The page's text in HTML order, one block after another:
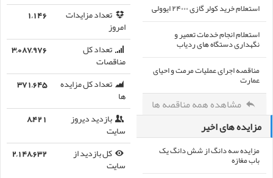
تعداد مزایدات
امروز
1,146
تعداد کل
مناقصات
3,087,976
تعداد کل مزایده
ها
371,645
بازدید دیروز
سایت
8,421
کل بازدید از
سایت
2,148,632
استعلام خرید کولر گازی ۲۴۰۰۰ ایوولی
استعلام انجام خدمات تعمیر و
نگهداری دستگاه های ردیاب
مناقصه اجرای عملیات مرمت و احیای
عمارت
مشاهده همه مناقصه ها
مزایده های اخیر
مزایده سه دانگ از شش دانگ یک
باب مغازه